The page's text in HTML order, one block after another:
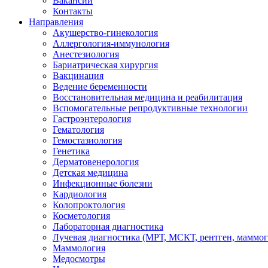
Контакты
Направления
Акушерство-гинекология
Аллергология-иммунология
Анестезиология
Бариатрическая хирургия
Вакцинация
Ведение беременности
Восстановительная медицина и реабилитация
Вспомогательные репродуктивные технологии
Гастроэнтерология
Гематология
Гемостазиология
Генетика
Дерматовенерология
Детская медицина
Инфекционные болезни
Кардиология
Колопроктология
Косметология
Лабораторная диагностика
Лучевая диагностика (МРТ, МСКТ, рентген,
Маммология
Медосмотры